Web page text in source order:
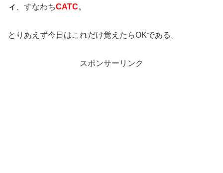
ィ
、すなわちCATC。
とりあえず今日はこれだけ覚えたらOKである。
スポンサーリンク